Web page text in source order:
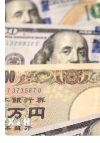
ASEAN Cup 2026: Đội
tuyển Việt Nam sẵn sàng
cho đại chiến ở "chảo lửa"
Pakansari
03/08/2026 03:13